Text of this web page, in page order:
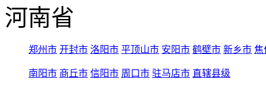
河南省
郑州市 开封市 洛阳市 平顶山市 安阳市 鹤壁市 新乡市 焦
南阳市 商丘市 信阳市 周口市 驻马店市 直辖县级